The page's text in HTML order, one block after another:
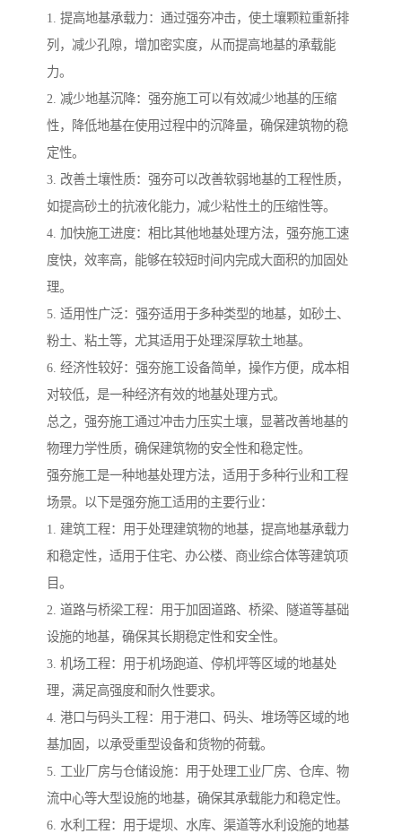
1. 提高地基承载力：通过强夯冲击，使土壤颗粒重新排
列，减少孔隙，增加密实度，从而提高地基的承载能
力。
2. 减少地基沉降：强夯施工可以有效减少地基的压缩
性，降低地基在使用过程中的沉降量，确保建筑物的稳
定性。
3. 改善土壤性质：强夯可以改善软弱地基的工程性质，
如提高砂土的抗液化能力，减少粘性土的压缩性等。
4. 加快施工进度：相比其他地基处理方法，强夯施工速
度快，效率高，能够在较短时间内完成大面积的加固处
理。
5. 适用性广泛：强夯适用于多种类型的地基，如砂土、
粉土、粘土等，尤其适用于处理深厚软土地基。
6. 经济性较好：强夯施工设备简单，操作方便，成本相
对较低，是一种经济有效的地基处理方式。
总之，强夯施工通过冲击力压实土壤，显著改善地基的
物理力学性质，确保建筑物的安全性和稳定性。
强夯施工是一种地基处理方法，适用于多种行业和工程
场景。以下是强夯施工适用的主要行业：
1. 建筑工程：用于处理建筑物的地基，提高地基承载力
和稳定性，适用于住宅、办公楼、商业综合体等建筑项
目。
2. 道路与桥梁工程：用于加固道路、桥梁、隧道等基础
设施的地基，确保其长期稳定性和安全性。
3. 机场工程：用于机场跑道、停机坪等区域的地基处
理，满足高强度和耐久性要求。
4. 港口与码头工程：用于港口、码头、堆场等区域的地
基加固，以承受重型设备和货物的荷载。
5. 工业厂房与仓储设施：用于处理工业厂房、仓库、物
流中心等大型设施的地基，确保其承载能力和稳定性。
6. 水利工程：用于堤坝、水库、渠道等水利设施的地基